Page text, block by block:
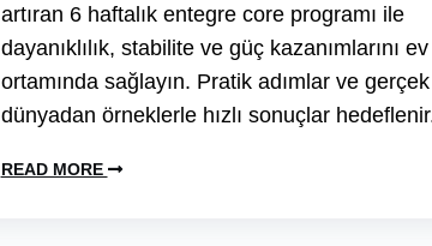
artıran 6 haftalık entegre core programı ile
dayanıklılık, stabilite ve güç kazanımlarını ev
ortamında sağlayın. Pratik adımlar ve gerçek
dünyadan örneklerle hızlı sonuçlar
READ MORE